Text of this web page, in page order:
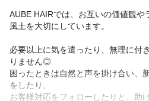
はい、取れます🙆
実際に、お子さんがいるスタッフは
会に参加したり、
海外旅行が好きなスタッフは長期休
「推しのライブに行きたい！」「連
AUBE HAIRでは、お互いの価値観や
風土を大切にしています。
必要以上に気を遣ったり、無理に付
りません◎
困ったときは自然と声を掛け合い、
をしたり、
お客様対応をフォローしたりと、助